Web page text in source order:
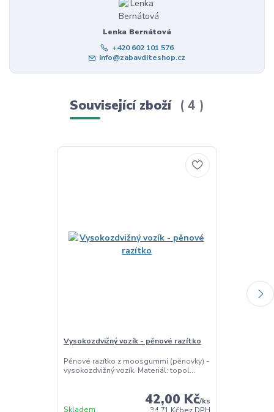
Lenka Bernátová
+420 602 101 576
info@zabavditeshop.cz
Související zboží 4
Vysokozdvižný vozík - pěnové razítko
Pěnové razítko z moosgummi (pěnovky) -
vysokozdvižný vozík. Materiál: topol...
42,00 Kč/ks
Skladem